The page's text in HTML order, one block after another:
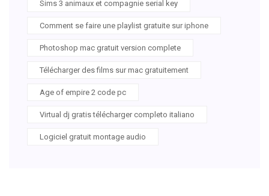
Sims 3 animaux et compagnie serial key
Comment se faire une playlist gratuite sur iphone
Photoshop mac gratuit version complete
Télécharger des films sur mac gratuitement
Age of empire 2 code pc
Virtual dj gratis télécharger completo italiano
Logiciel gratuit montage audio